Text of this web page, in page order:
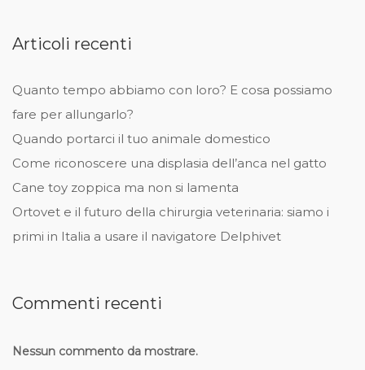
Articoli recenti
Quanto tempo abbiamo con loro? E cosa possiamo
fare per allungarlo?
Quando portarci il tuo animale domestico
Come riconoscere una displasia dell’anca nel gatto
Cane toy zoppica ma non si lamenta
Ortovet e il futuro della chirurgia veterinaria: siamo i
primi in Italia a usare il navigatore Delphivet
Commenti recenti
Nessun commento da mostrare.